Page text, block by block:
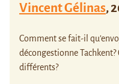
Vincent Gélinas,
Comment se fait-il
décongestionne Tachkent?
différents?